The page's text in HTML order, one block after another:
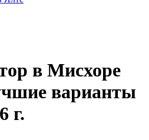
в Мисхоре
варианты
г.